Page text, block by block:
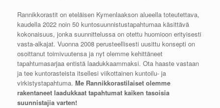
Rannikkorastit on eteläisen Kymenlaakson alueella toteutettava,
kaudella 2022 noin 50 kuntosuunnistustapahtumaa käsittävä
kokonaisuus, jonka suunnittelussa on otettu huomioon erityisesti
vasta-alkajat. Vuonna 2008 perusteellisesti uusittu konsepti on
osoittanut toimivuutensa ja nyt olemme kehittäneet
tapahtumasarjaa entistä laadukkaammaksi. Ota haaste vastaan
ja tee kuntorasteista itsellesi viikottainen kuntoilu- ja
virkistystapahtuma. Me Rannikkorastilaiset olemme
rakentaneet laadukkaat tapahtumat kaiken tasoisia
suunnistajia varten!